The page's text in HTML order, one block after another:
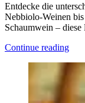
Entdecke die
Nebbiolo-Weinen
Schaumwein – diese
Continue reading